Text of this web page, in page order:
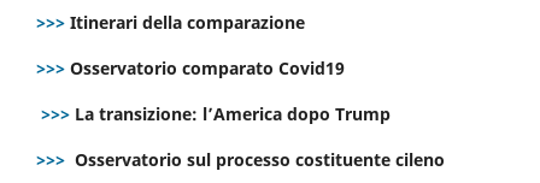
>>> Itinerari della comparazione
>>> Osservatorio comparato Covid19
>>> La transizione: l’America dopo Trump
>>> Osservatorio sul processo costituente cileno